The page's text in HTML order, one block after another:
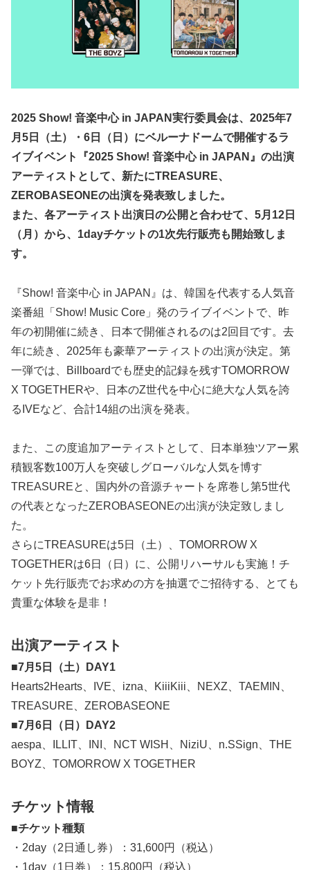
2025 Show! 音楽中心 in JAPAN実行委員会は、2025年7
⽉5⽇（土）・6⽇（日）にベルーナドームで開催するラ
イブイベント『2025 Show! 音楽中心 in JAPAN』の出演
アーティストとして、新たにTREASURE、
ZEROBASEONEの出演を発表致しました。
また、各アーティスト出演日の公開と合わせて、5月12日
（月）から、1dayチケットの1次先行販売も開始致しま
す。
『Show! 音楽中心 in JAPAN』は、韓国を代表する⼈気⾳
楽番組「Show! Music Core」発のライブイベントで、昨
年の初開催に続き、日本で開催されるのは2回目です。去
年に続き、2025年も豪華アーティストの出演が決定。第
一弾では、Billboardでも歴史的記録を残すTOMORROW
X TOGETHERや、日本のZ世代を中心に絶大な人気を誇
るIVEなど、合計14組の出演を発表。
また、この度追加アーティストとして、日本単独ツアー累
積観客数100万人を突破しグローバルな人気を博す
TREASUREと、国内外の音源チャートを席巻し第5世代
の代表となったZEROBASEONEの出演が決定致しまし
た。
さらにTREASUREは5日（土）、TOMORROW X
TOGETHERは6日（日）に、公開リハーサルも実施！チ
ケット先行販売でお求めの方を抽選でご招待する、とても
貴重な体験を是非！
出演アーティスト
■7月5日（土）DAY1
Hearts2Hearts、IVE、izna、KiiiKiii、NEXZ、TAEMIN、
TREASURE、ZEROBASEONE
■7月6日（日）DAY2
aespa、ILLIT、INI、NCT WISH、NiziU、n.SSign、THE
BOYZ、TOMORROW X TOGETHER
チケット情報
■チケット種類
・2day（2日通し券）：31,600円（税込）
・1day（1日券）：15,800円（税込）